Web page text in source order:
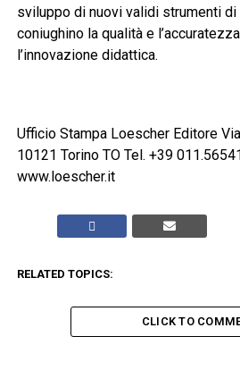
sviluppo di nuovi validi strumenti
coniughino la qualità e
l’innovazione didattica.
Ufficio Stampa Loescher Editore
10121 Torino TO Tel. +39
www.loescher.it
RELATED TOPICS:
CLICK TO